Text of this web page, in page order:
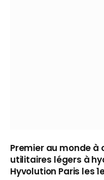
Premier au monde
utilitaires légers à
Hyvolution Paris les